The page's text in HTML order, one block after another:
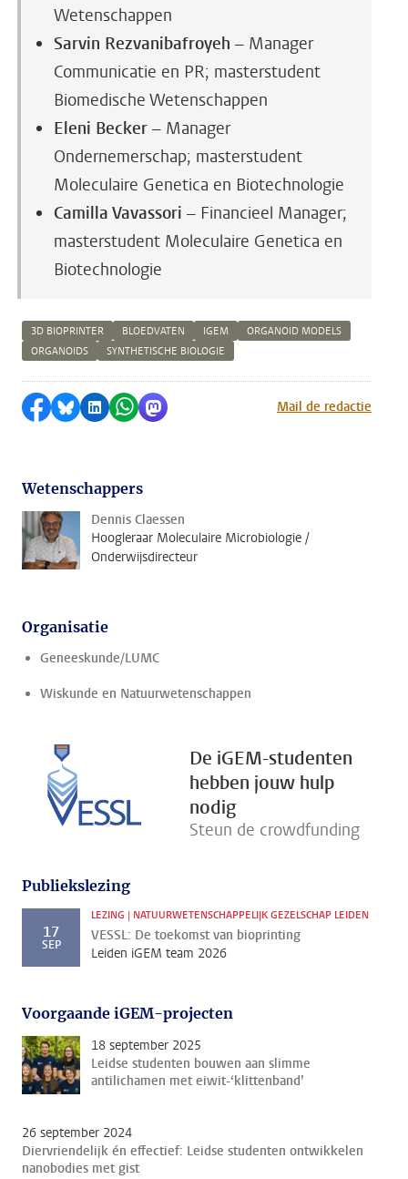
Wetenschappen
Sarvin Rezvanibafroyeh – Manager
Communicatie en PR; masterstudent
Biomedische Wetenschappen
Eleni Becker – Manager
Ondernemerschap; masterstudent
Moleculaire Genetica en Biotechnologie
Camilla Vavassori – Financieel Manager;
masterstudent Moleculaire Genetica en
Biotechnologie
3D BIOPRINTER BLOEDVATEN IGEM
ORGANOID MODELS
ORGANOIDS
SYNTHETISCHE BIOLOGIE
Delen op Facebook
Delen via Bluesky
Delen op LinkedIn
Delen via WhatsApp
Delen via MastodonMail de redactie
Wetenschappers
Dennis Claessen
Hoogleraar Moleculaire Microbiologie /
Onderwijsdirecteur
Organisatie
Geneeskunde/LUMC
Wiskunde en Natuurwetenschappen
De iGEM-studenten
hebben jouw hulp
nodig
Steun de crowdfunding
Publiekslezing
17
SEP
LEZING | NATUURWETENSCHAPPELIJK GEZELSCHAP LEIDEN
VESSL: De toekomst van bioprinting
Leiden iGEM team 2026
Voorgaande iGEM-projecten
18 september 2025
Leidse studenten bouwen aan slimme
antilichamen met eiwit-‘klittenband’
26 september 2024
Diervriendelijk én effectief: Leidse studenten ontwikkelen
nanobodies met gist